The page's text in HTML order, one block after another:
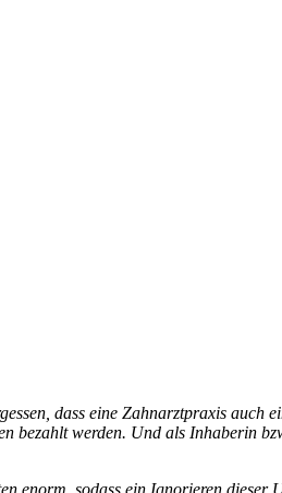
dass eine Zahn­arzt­praxis auch
bezahlt werden. Und als Inhaberin
enorm, sodass ein Igno­rieren